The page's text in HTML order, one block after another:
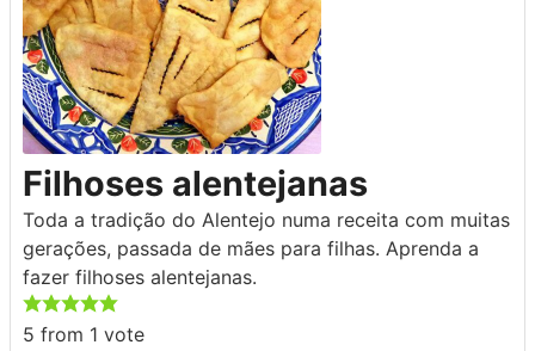
Filhoses alentejanas
Toda a tradição do Alentejo numa receita com muitas
gerações, passada de mães para filhas. Aprenda a
fazer filhoses alentejanas.
5 from 1 vote